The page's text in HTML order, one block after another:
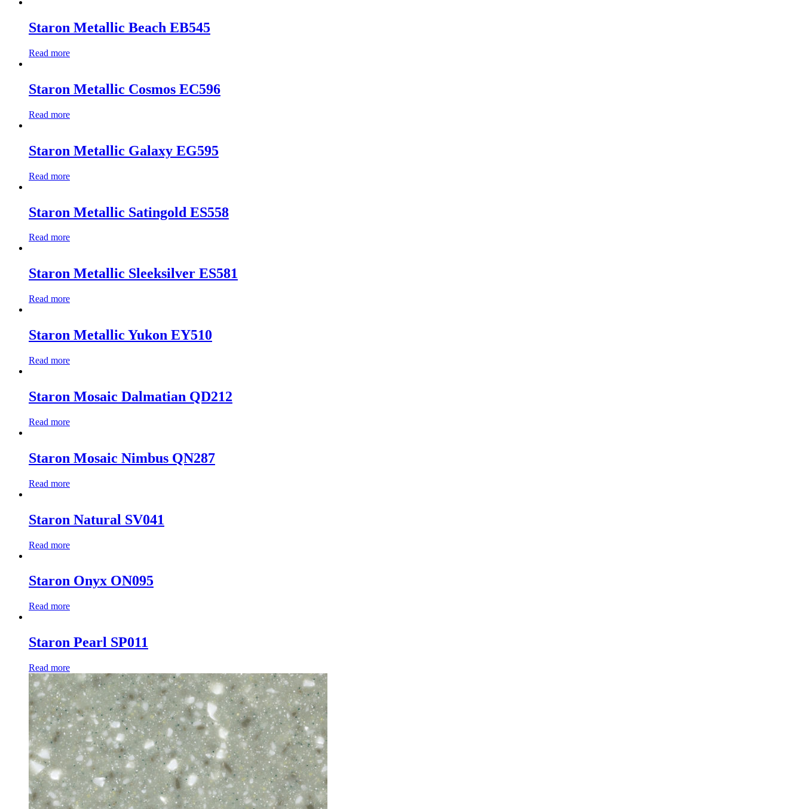
Staron Metallic Beach EB545
Read more
Staron Metallic Cosmos EC596
Read more
Staron Metallic Galaxy EG595
Read more
Staron Metallic Satingold ES558
Read more
Staron Metallic Sleeksilver ES581
Read more
Staron Metallic Yukon EY510
Read more
Staron Mosaic Dalmatian QD212
Read more
Staron Mosaic Nimbus QN287
Read more
Staron Natural SV041
Read more
Staron Onyx ON095
Read more
Staron Pearl SP011
Read more